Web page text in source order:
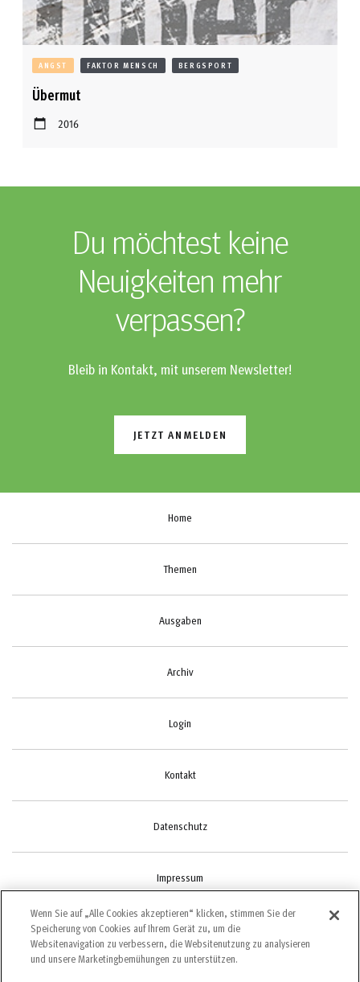
ANGST FAKTOR MENSCH BERGSPORT
Übermut
2016
Du möchtest keine
Neuigkeiten mehr
verpassen?
Bleib in Kontakt, mit unserem Newsletter!
JETZT ANMELDEN
Home
Themen
Ausgaben
Archiv
Login
Kontakt
Datenschutz
Impressum
Cookie-Einstellungen
Wenn Sie auf „Alle Cookies akzeptieren“ klicken, stimmen Sie der
Speicherung von Cookies auf Ihrem Gerät zu, um die
Websitenavigation zu verbessern, die Websitenutzung zu analysieren
und unsere Marketingbemühungen zu unterstützen.